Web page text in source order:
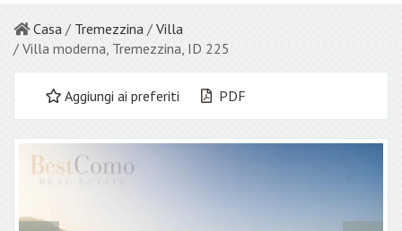
Casa / Tremezzina / Villa
/ Villa moderna, Tremezzina, ID 225
Aggiungi ai preferiti PDF